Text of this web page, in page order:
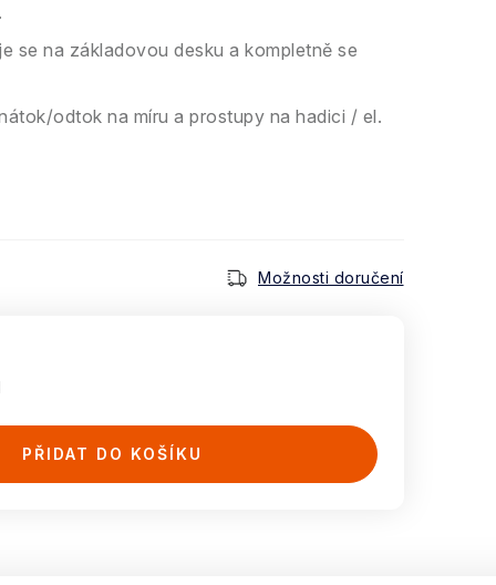
se na základovou desku a kompletně se
odtok na míru a prostupy na hadici / el.
Možnosti doručení
PŘIDAT DO KOŠÍKU